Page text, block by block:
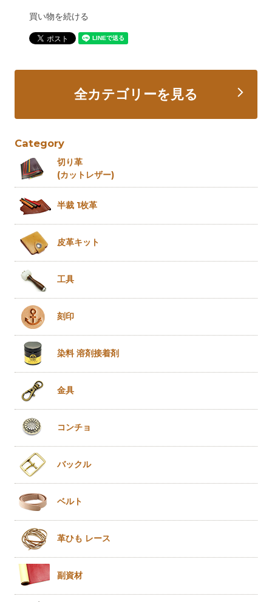
買い物を続ける
全カテゴリーを見る
Category
切り革
(カットレザー)
半裁 1枚革
皮革キット
工具
刻印
染料 溶剤接着剤
金具
コンチョ
バックル
ベルト
革ひも レース
副資材